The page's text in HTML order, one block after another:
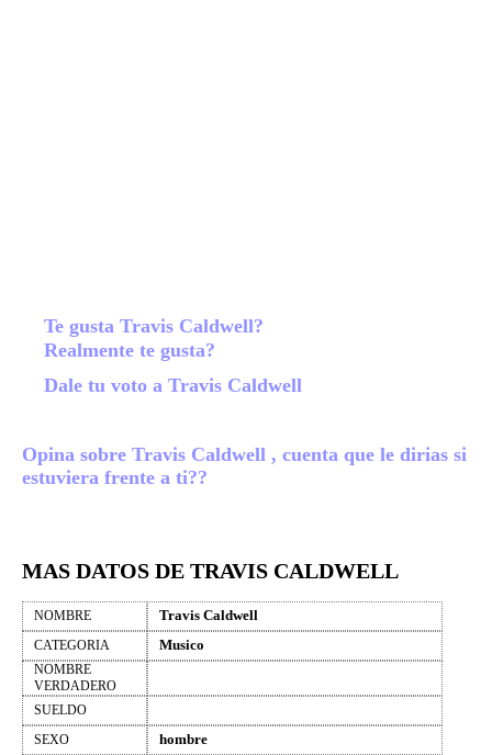
Te gusta Travis Caldwell?
Realmente te gusta?
Dale tu voto a Travis Caldwell
Opina sobre Travis Caldwell , cuenta que le dirias si
estuviera frente a ti??
MAS DATOS DE TRAVIS CALDWELL
NOMBRE Travis Caldwell
CATEGORIA Musico
NOMBRE
VERDADERO
SUELDO
SEXO
hombre